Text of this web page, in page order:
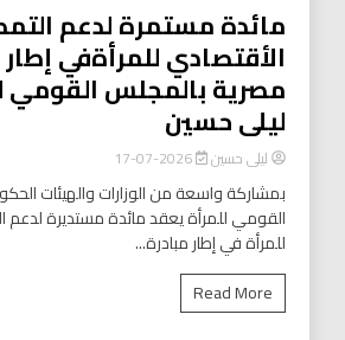
مائدة مستمرة لدعم
الأقتصادي للمرأةفي
مصرية بالمجلس القومي
ليلى حسين
ليلى حسين 2026-07-17
بمشاركة واسعة من الوزارات والهيئات
القومي للمرأة يعقد مائدة مستديرة لدعم
للمرأة في إطار مبادرة...
Read More